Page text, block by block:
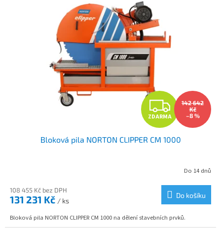
Z
D
A
M
A
ZDARMA
142 642
Kč
–8 %
Bloková pila NORTON CLIPPER CM 1000
Do 14 dnů
108 455 Kč bez DPH
131 231 Kč / ks
Do košíku
Bloková pila NORTON CLIPPER CM 1000 na dělení stavebních prvků.